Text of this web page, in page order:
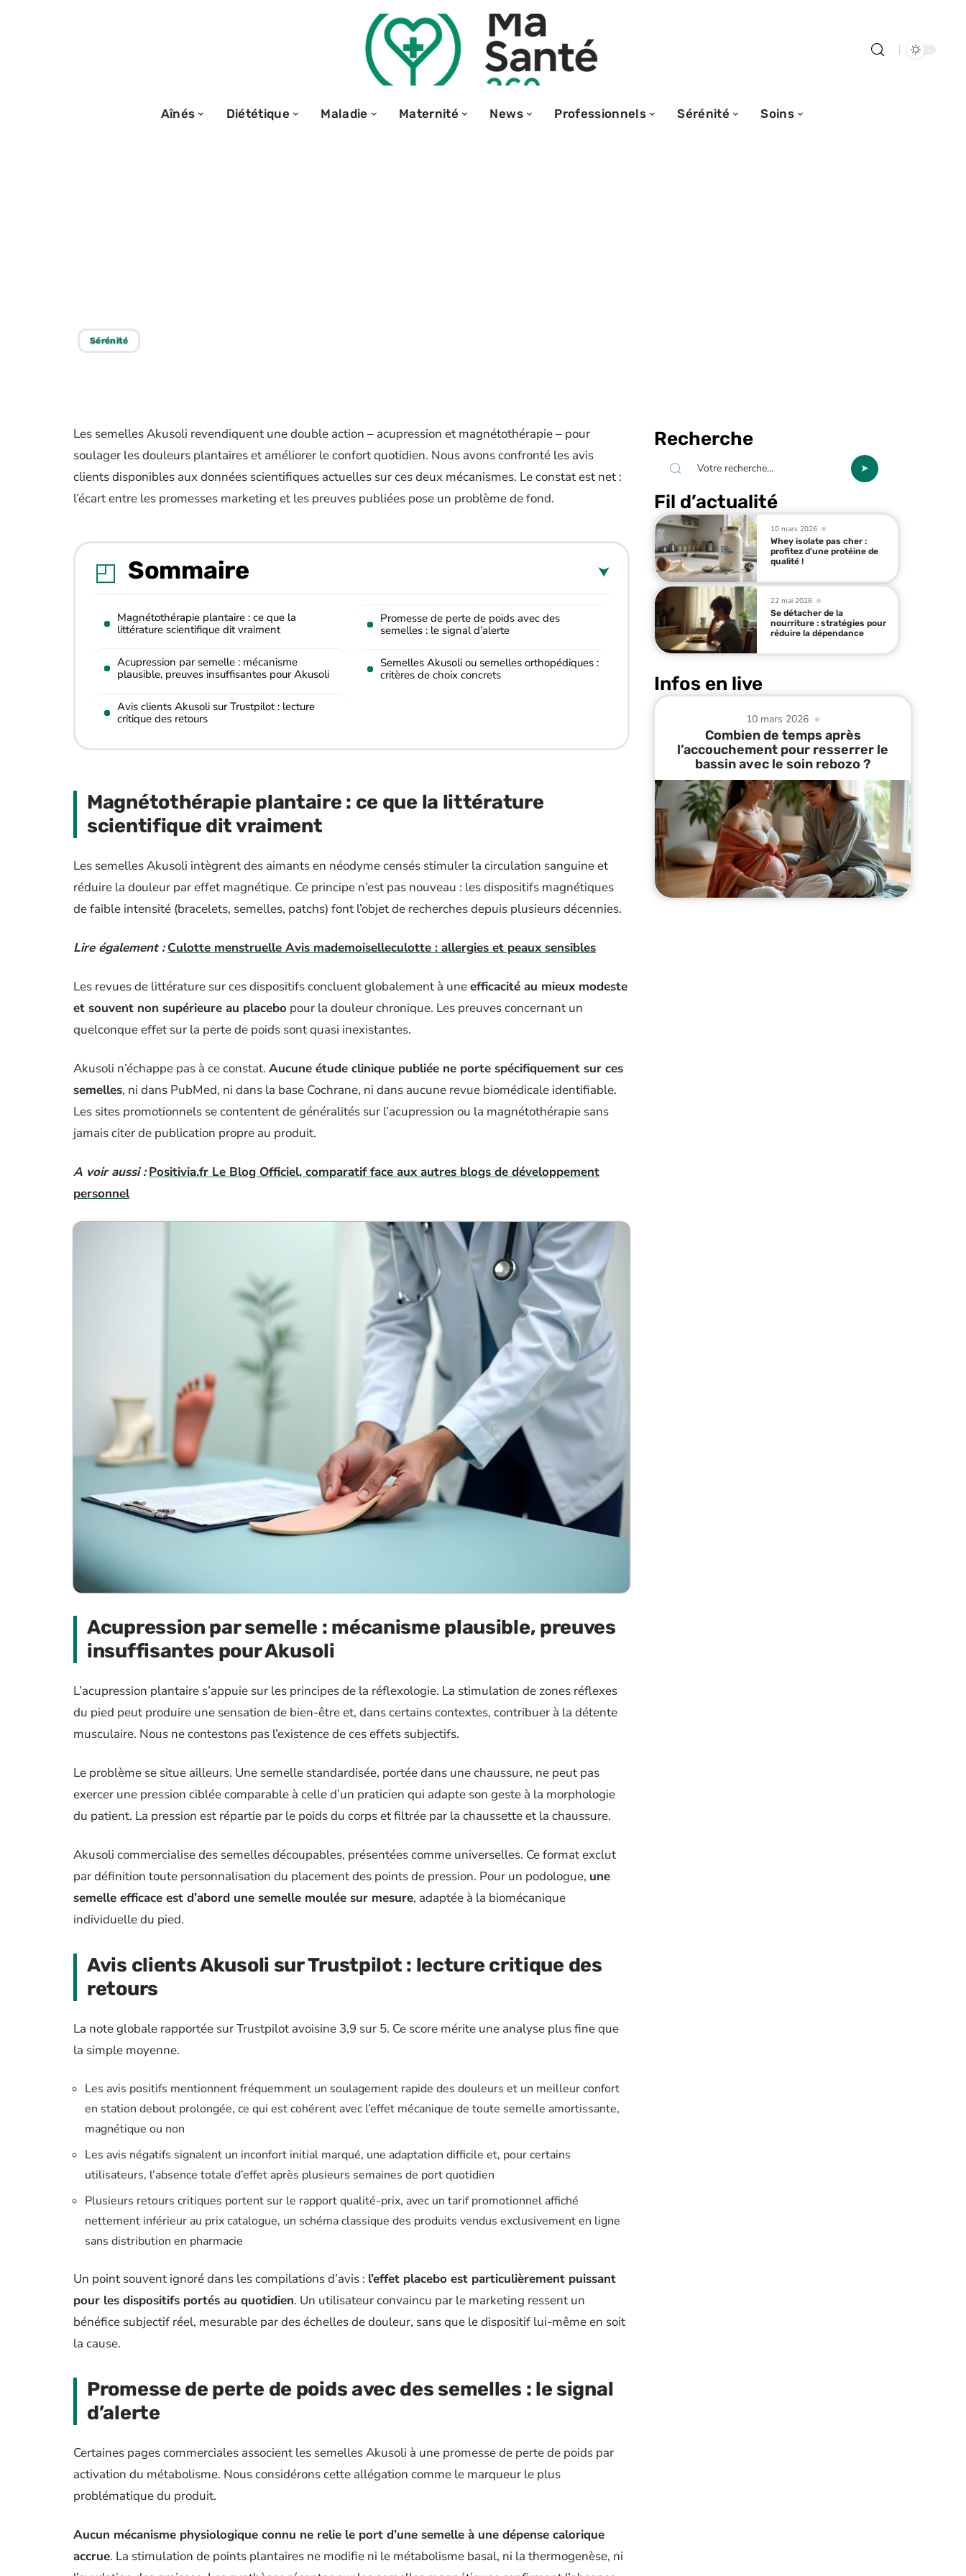
Aînés Diététique Maladie Maternité News Professionnels Sérénité Soins
Sérénité
Les semelles Akusoli revendiquent une double action – acupression et magnétothérapie – pour
soulager les douleurs plantaires et améliorer le confort quotidien. Nous avons confronté les avis
clients disponibles aux données scientifiques actuelles sur ces deux mécanismes. Le constat est net :
l’écart entre les promesses marketing et les preuves publiées pose un problème de fond.
Sommaire
Magnétothérapie plantaire : ce que la
littérature scientifique dit vraiment
Acupression par semelle : mécanisme
plausible, preuves insuffisantes pour Akusoli
Avis clients Akusoli sur Trustpilot : lecture
critique des retours
Promesse de perte de poids avec des
semelles : le signal d’alerte
Semelles Akusoli ou semelles orthopédiques :
critères de choix concrets
Magnétothérapie plantaire : ce que la littérature
scientifique dit vraiment
Les semelles Akusoli intègrent des aimants en néodyme censés stimuler la circulation sanguine et
réduire la douleur par effet magnétique. Ce principe n’est pas nouveau : les dispositifs magnétiques
de faible intensité (bracelets, semelles, patchs) font l’objet de recherches depuis plusieurs décennies.
Lire également : Culotte menstruelle Avis mademoiselleculotte : allergies et peaux sensibles
Les revues de littérature sur ces dispositifs concluent globalement à uneefficacité au mieux modeste
et souvent non supérieure au placebo pour la douleur chronique. Les preuves concernant un
quelconque effet sur la perte de poids sont quasi inexistantes.
Akusoli n’échappe pas à ce constat. Aucune étude clinique publiée ne porte spécifiquement sur ces
semelles, ni dans PubMed, ni dans la base Cochrane, ni dans aucune revue biomédicale identifiable.
Les sites promotionnels se contentent de généralités sur l’acupression ou la magnétothérapie sans
jamais citer de publication propre au produit.
A voir aussi : Positivia.fr Le Blog Officiel, comparatif face aux autres blogs de développement
personnel
Acupression par semelle : mécanisme plausible, preuves
insuffisantes pour Akusoli
L’acupression plantaire s’appuie sur les principes de la réflexologie. La stimulation de zones réflexes
du pied peut produire une sensation de bien-être et, dans certains contextes, contribuer à la détente
musculaire. Nous ne contestons pas l’existence de ces effets subjectifs.
Le problème se situe ailleurs. Une semelle standardisée, portée dans une chaussure, ne peut pas
exercer une pression ciblée comparable à celle d’un praticien qui adapte son geste à la morphologie
du patient. La pression est répartie par le poids du corps et filtrée par la chaussette et la chaussure.
Akusoli commercialise des semelles découpables, présentées comme universelles. Ce format exclut
par définition toute personnalisation du placement des points de pression. Pour un podologue, une
semelle efficace est d’abord une semelle moulée sur mesure, adaptée à la biomécanique
individuelle du pied.
Avis clients Akusoli sur Trustpilot : lecture critique des
retours
La note globale rapportée sur Trustpilot avoisine 3,9 sur 5. Ce score mérite une analyse plus fine que
la simple moyenne.
Les avis positifs mentionnent fréquemment un soulagement rapide des douleurs et un meilleur confort
en station debout prolongée, ce qui est cohérent avec l’effet mécanique de toute semelle amortissante,
magnétique ou non
Les avis négatifs signalent un inconfort initial marqué, une adaptation difficile et, pour certains
utilisateurs, l’absence totale d’effet après plusieurs semaines de port quotidien
Plusieurs retours critiques portent sur le rapport qualité-prix, avec un tarif promotionnel affiché
nettement inférieur au prix catalogue, un schéma classique des produits vendus exclusivement en ligne
sans distribution en pharmacie
Un point souvent ignoré dans les compilations d’avis : l’effet placebo est particulièrement puissant
pour les dispositifs portés au quotidien. Un utilisateur convaincu par le marketing ressent un
bénéfice subjectif réel, mesurable par des échelles de douleur, sans que le dispositif lui-même en soit
la cause.
Promesse de perte de poids avec des semelles : le signal
d’alerte
Certaines pages commerciales associent les semelles Akusoli à une promesse de perte de poids par
activation du métabolisme. Nous considérons cette allégation comme le marqueur le plus
problématique du produit.
Aucun mécanisme physiologique connu ne relie le port d’une semelle à une dépense calorique
accrue. La stimulation de points plantaires ne modifie ni le métabolisme basal, ni la thermogenèse, ni
Recherche
Fil d’actualité
10 mars 2026
Whey isolate pas cher :
profitez d’une protéine de
qualité !
22 mai 2026
Se détacher de la
nourriture : stratégies pour
réduire la dépendance
Infos en live
10 mars 2026
Combien de temps après
l’accouchement pour resserrer le
bassin avec le soin rebozo ?